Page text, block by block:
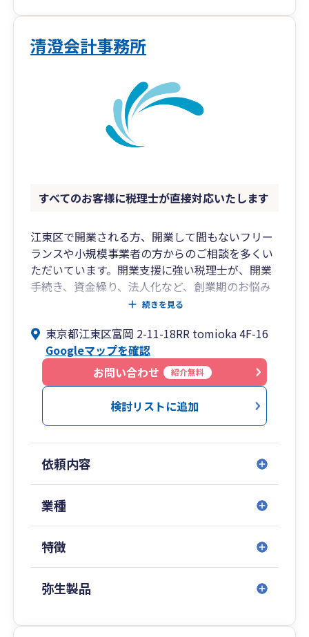
清澄会計事務所
すべてのお客様に税理士が直接対応いたします
江東区で開業される方、開業して間もないフリー
ランスや小規模事業者の方からのご相談を多くい
ただいています。開業支援に強い税理士が、開業
手続き、資金繰り、法人化など、創業期のお悩み
をサポートします。
【弊所の特徴】
①税理士が直接対応
税理士がすべてのお客様に直接対応することで、
常に高品質なサービスを提供することを心がけて
「担当者に聞いてもちゃんと説明してくれな
②スピーディで気軽なやりとり
メールや電話以外に、ZoomやLINEなどを活用し
すので、ちょっとした事でも気軽にご相談頂けま
す。
続きを見る
東京都江東区富岡 2-11-18RR tomioka 4F-16
Googleマップを確認
お問い合わせ
紹介無料
検討リストに追加
依頼内容
業種
特徴
弥生製品